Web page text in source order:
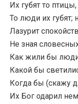
Их губят то
То люди их губят;
Лазурит
Не зная
Как жили бы
Какой бы
Когда бы (скажу
Их Бог одарил